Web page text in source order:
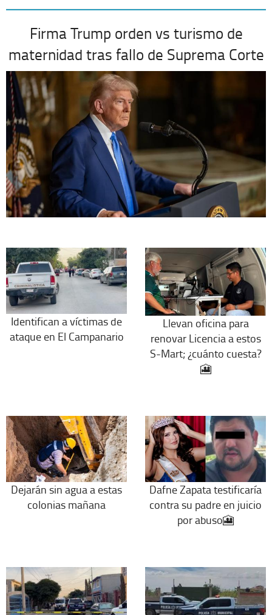
Firma Trump orden vs turismo de
maternidad tras fallo de Suprema Corte
Identifican a víctimas de
ataque en El Campanario
Llevan oficina para
renovar Licencia a estos
S-Mart; ¿cuánto cuesta?
🎦
Dejarán sin agua a estas
colonias mañana
Dafne Zapata testificaría
contra su padre en juicio
por abuso🎦